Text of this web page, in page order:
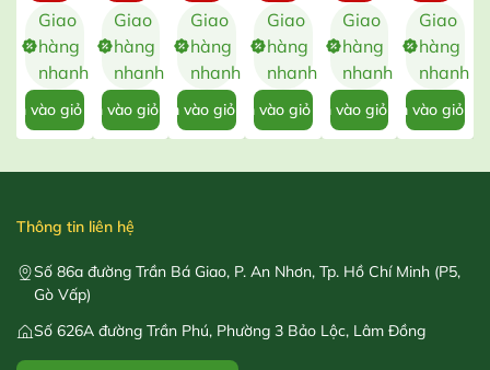
g Kép –
Gói
0,2g
Giao
hàng
nhanh
vào giỏ hàng
Âm –
Gói 5
Hạt
Giao
hàng
nhanh
Thêm vào giỏ hàng
– Gói 2
Gram
Giao
hàng
nhanh
Thêm vào giỏ hàng
Hạt
Giao
hàng
nhanh
Thêm vào giỏ hàng
Thảo –
Gói 10
Hạt
Giao
hàng
nhanh
Thêm vào giỏ hàng
Xù –
Gói 2
Gram
Giao
hàng
nhanh
Thêm vào giỏThêm
Thông tin liên hệ
Số 86a đường Trần Bá Giao, P. An Nhơn, Tp. Hồ Chí Minh (P5,
Gò Vấp)
Số 626A đường Trần Phú, Phường 3 Bảo Lộc, Lâm Đồng